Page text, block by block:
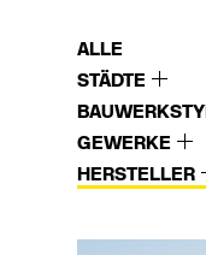
ALLE
STÄDTE
GEWERKE
HERSTELLER